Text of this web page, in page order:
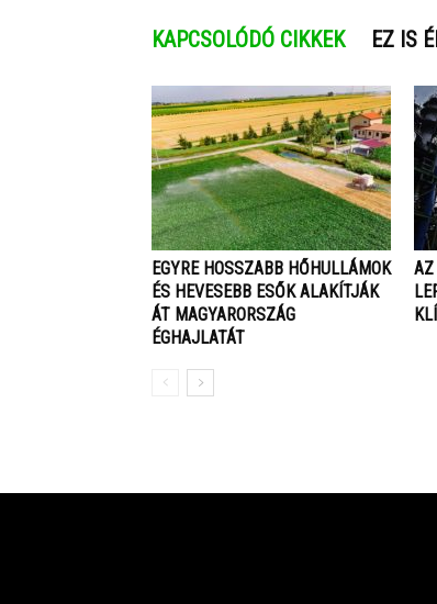
KAPCSOLÓDÓ CIKKEK EZ IS
EGYRE HOSSZABB HŐHULLÁMOK
ÉS HEVESEBB ESŐK ALAKÍTJÁK
ÁT MAGYARORSZÁG
ÉGHAJLATÁT
AZ